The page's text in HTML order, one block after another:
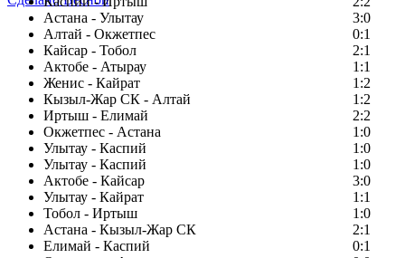
Астана - Улытау
3:0
Алтай - Окжетпес
0:1
Кайсар - Тобол
2:1
Актобе - Атырау
1:1
Женис - Кайрат
1:2
Кызыл-Жар СК - Алтай
1:2
Иртыш - Елимай
2:2
Окжетпес - Астана
1:0
Улытау - Каспий
1:0
Улытау - Каспий
1:0
Актобе - Кайсар
3:0
Улытау - Кайрат
1:1
Тобол - Иртыш
1:0
Астана - Кызыл-Жар СК
2:1
Елимай - Каспий
0:1